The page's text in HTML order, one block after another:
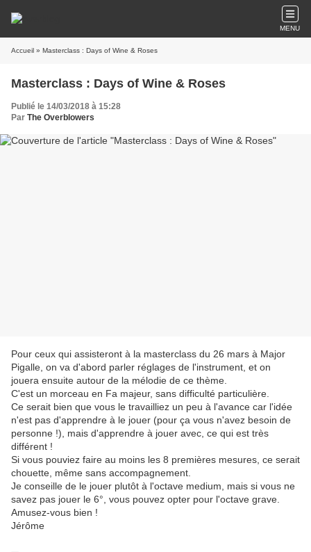
MENU
Accueil » Masterclass : Days of Wine & Roses
Masterclass : Days of Wine & Roses
Publié le 14/03/2018 à 15:28
Par The Overblowers
Pour ceux qui assisteront à la masterclass du 26 mars à Major
Pigalle, on va d'abord parler réglages de l'instrument, et on
jouera ensuite autour de la mélodie de ce thème.
C'est un morceau en Fa majeur, sans difficulté particulière.
Ce serait bien que vous le travailliez un peu à l'avance car l'idée
n'est pas d'apprendre à le jouer (pour ça vous n'avez besoin de
personne !), mais d'apprendre à jouer avec, ce qui est très
différent !
Si vous pouviez faire au moins les 8 premières mesures, ce serait
chouette, même sans accompagnement.
Je conseille de le jouer plutôt à l'octave medium, mais si vous ne
savez pas jouer le 6°, vous pouvez opter pour l'octave grave.
Amusez-vous bien !
Jérôme